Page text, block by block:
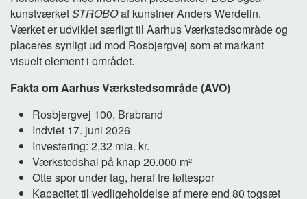
kunstværketSTROBOaf kunstner Anders Werdelin.
Værket er udviklet særligt til Aarhus Værkstedsområde og
placeres synligt ud mod Rosbjergvej som et markant
visuelt element i området.
Fakta om Aarhus Værkstedsområde (AVO)
Rosbjergvej 100, Brabrand
Indviet 17. juni 2026
Investering: 2,32 mia. kr.
Værkstedshal på knap 20.000 m²
Otte spor under tag, heraf tre løftespor
Kapacitet til vedligeholdelse af mere end 80 togsæt